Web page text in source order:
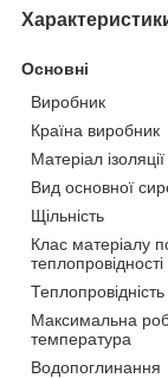
Основні
Виробник
Країна виробник
Матеріал ізоляції
Вид основної
Щільність
Клас матеріалу
теплопровідності
Теплопровідність
Максимальна
температура
Водопоглинання